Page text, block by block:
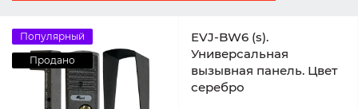
Популярный
Продано
EVJ-BW6 (s).
Универсальная
вызывная панель. Цвет
серебро